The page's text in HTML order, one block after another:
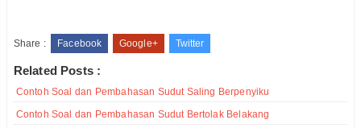
Share : Facebook Google+ Twitter
Related Posts :
Contoh Soal dan Pembahasan Sudut Saling Berpenyiku
Contoh Soal dan Pembahasan Sudut Bertolak Belakang